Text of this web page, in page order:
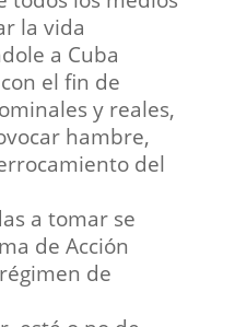
la vida
a Cuba
el fin de
y reales,
hambre,
del
a tomar se
de Acción
de